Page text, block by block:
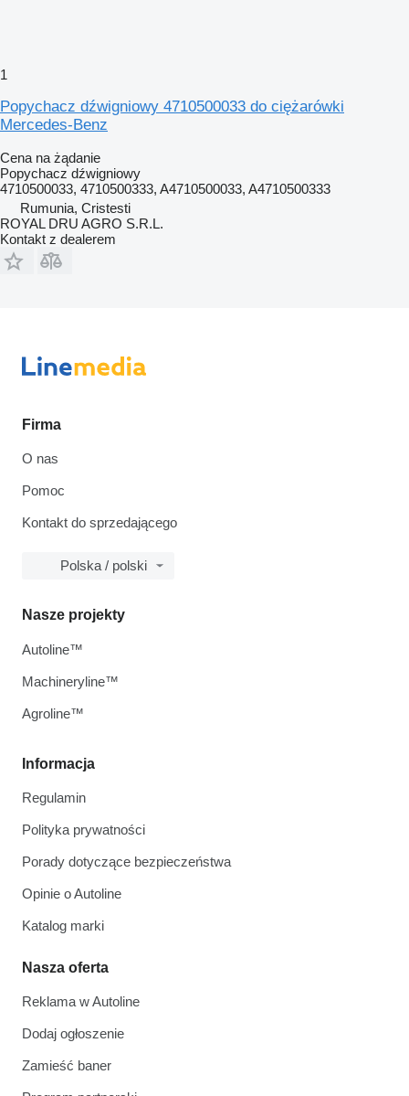
1
Popychacz dźwigniowy 4710500033 do ciężarówki
Mercedes-Benz
Cena na żądanie
Popychacz dźwigniowy
4710500033, 4710500333, A4710500033, A4710500333
Rumunia, Cristesti
ROYAL DRU AGRO S.R.L.
Kontakt z dealerem
Firma
O nas
Pomoc
Kontakt do sprzedającego
Polska / polski
Informacja
Regulamin
Polityka prywatności
Porady dotyczące bezpieczeństwa
Opinie o Autoline
Katalog marki
Nasza oferta
Reklama w Autoline
Dodaj ogłoszenie
Zamieść baner
Nasze projekty
Autoline™
Machineryline™
Agroline™